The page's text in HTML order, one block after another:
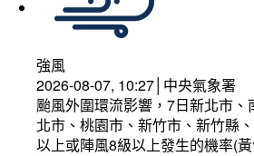
強風
2026-08-07, 10:27│中央氣象署
颱風外圍環流影響，7日新北市
北市、桃園市、新竹市、新竹縣
以上或陣風8級以上發生的機率(